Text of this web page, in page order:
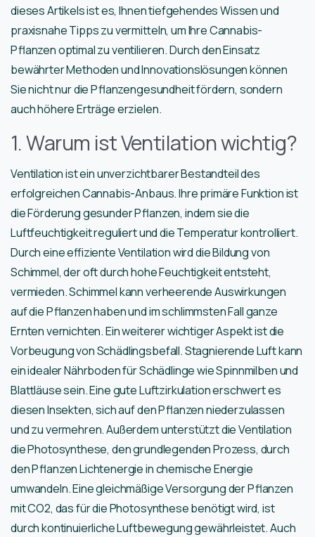
dieses Artikels ist es, Ihnen tiefgehendes Wissen und
praxisnahe Tipps zu vermitteln, um Ihre Cannabis-
Pflanzen optimal zu ventilieren. Durch den Einsatz
bewährter Methoden und Innovationslösungen können
Sie nicht nur die Pflanzengesundheit fördern, sondern
auch höhere Erträge erzielen.
1. Warum ist Ventilation wichtig?
Ventilation ist ein unverzichtbarer Bestandteil des
erfolgreichen Cannabis-Anbaus. Ihre primäre Funktion ist
die Förderung gesunder Pflanzen, indem sie die
Luftfeuchtigkeit reguliert und die Temperatur kontrolliert.
Durch eine effiziente Ventilation wird die Bildung von
Schimmel, der oft durch hohe Feuchtigkeit entsteht,
vermieden. Schimmel kann verheerende Auswirkungen
auf die Pflanzen haben und im schlimmsten Fall ganze
Ernten vernichten. Ein weiterer wichtiger Aspekt ist die
Vorbeugung von Schädlingsbefall. Stagnierende Luft kann
ein idealer Nährboden für Schädlinge wie Spinnmilben und
Blattläuse sein. Eine gute Luftzirkulation erschwert es
diesen Insekten, sich auf den Pflanzen niederzulassen
und zu vermehren. Außerdem unterstützt die Ventilation
die Photosynthese, den grundlegenden Prozess, durch
den Pflanzen Lichtenergie in chemische Energie
umwandeln. Eine gleichmäßige Versorgung der Pflanzen
mit CO2, das für die Photosynthese benötigt wird, ist
durch kontinuierliche Luftbewegung gewährleistet. Auch